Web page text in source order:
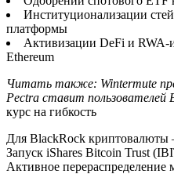
Институционализации
платформы
Активизации DeFi и RWA-
Ethereum
Читать также: Wintermute
Pectra ставит пользователей
курс на гибкость
Для BlackRock криптовалюты
Запуск iShares Bitcoin Trust
Активное